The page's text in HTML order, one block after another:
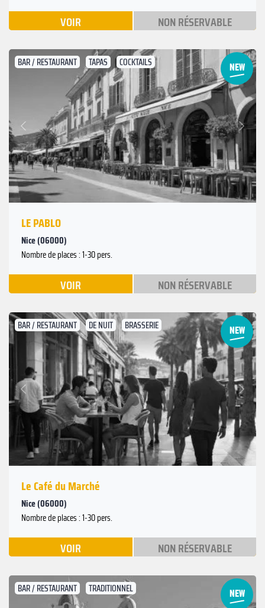
VOIR NON RÉSERVABLE
BAR / RESTAURANT TAPAS COCKTAILS
Précédent
Suivant
LE PABLO
Nice (06000)
Nombre de places : 1-30 pers.
VOIR NON RÉSERVABLE
BAR / RESTAURANT DE NUIT BRASSERIE
Précédent
Suivant
Le Café du Marché
Nice (06000)
Nombre de places : 1-30 pers.
VOIR NON RÉSERVABLE
BAR / RESTAURANT TRADITIONNEL